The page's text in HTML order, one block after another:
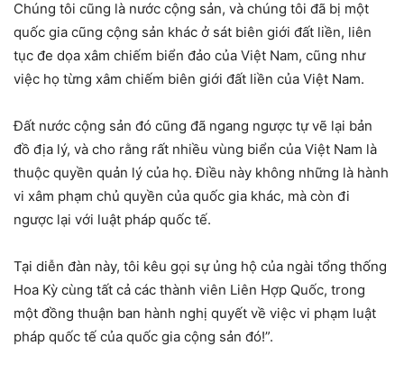
Chúng tôi cũng là nước cộng sản, và chúng tôi đã bị một
quốc gia cũng cộng sản khác ở sát biên giới đất liền, liên
tục đe dọa xâm chiếm biển đảo của Việt Nam, cũng như
việc họ từng xâm chiếm biên giới đất liền của Việt Nam.
Đất nước cộng sản đó cũng đã ngang ngược tự vẽ lại bản
đồ địa lý, và cho rằng rất nhiều vùng biển của Việt Nam là
thuộc quyền quản lý của họ. Điều này không những là hành
vi xâm phạm chủ quyền của quốc gia khác, mà còn đi
ngược lại với luật pháp quốc tế.
Tại diễn đàn này, tôi kêu gọi sự ủng hộ của ngài tổng thống
Hoa Kỳ cùng tất cả các thành viên Liên Hợp Quốc, trong
một đồng thuận ban hành nghị quyết về việc vi phạm luật
pháp quốc tế của quốc gia cộng sản đó!”.